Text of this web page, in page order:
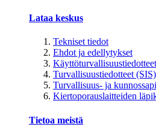
Lataa keskus
Tekniset tiedot
Ehdot ja edellytykset
Turvallisuustiedotteet (SIS)
Turvallisuus- ja
Kiertoporauslaitteiden
Tietoa meistä